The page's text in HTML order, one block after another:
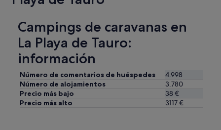
Campings de caravanas en
La Playa de Tauro:
información
Número de comentarios de huéspedes
4.998
Número de alojamientos
3.780
Precio más bajo
38 €
Precio más alto
3117 €